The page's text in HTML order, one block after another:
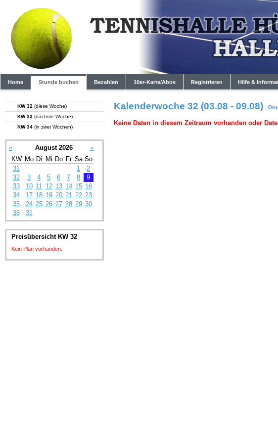
Home Stunde buchen Bezahlen 10er-Karte/Abos Registrieren Hilfe &
KW 32 (diese Woche)
KW 33 (nächste Woche)
KW 34 (in zwei Wochen)
« August 2026
»
KW Mo Di Mi Do Fr Sa So
31
1
2
32
3 4 5 6 7 8
9
33
10 11 12 13 14 15 16
34
17 18 19 20 21 22 23
35
24 25 26 27 28 29 30
36
31
Preisübersicht KW 32
Kein Plan vorhanden.
Kalenderwoche 32 (03.08 - 09.08)
Keine Daten in diesem Zeitraum vorhanden oder